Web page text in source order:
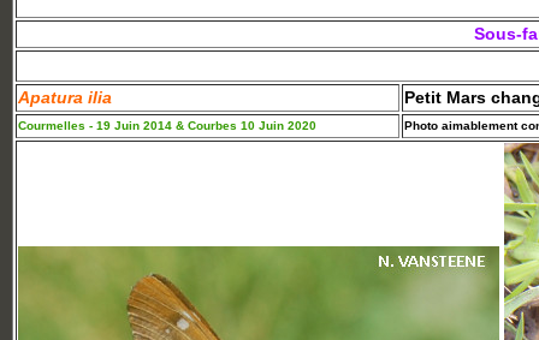
Sous-
Apatura ilia Petit Mars
Courmelles - 19 Juin 2014 & Courbes 10 Juin 2020 Photo aimablement